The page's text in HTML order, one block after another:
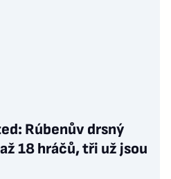
Rúbenův drsný
18 hráčů, tři už jsou